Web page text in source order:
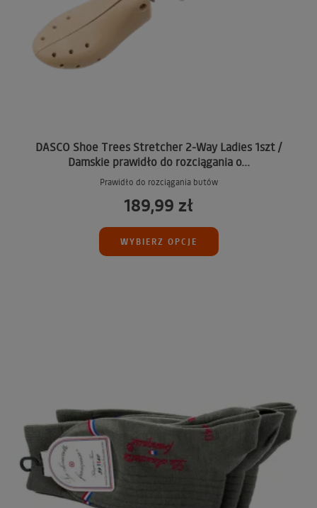
DASCO Shoe Trees Stretcher 2-Way Ladies 1szt /
Damskie prawidło do rozciągania o...
Prawidło do rozciągania butów
189,99 zł
WYBIERZ OPCJE